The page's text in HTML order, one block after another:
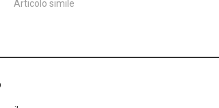
Articolo simile